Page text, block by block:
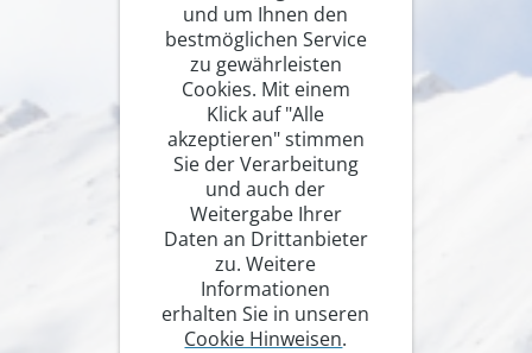
und um Ihnen den
bestmöglichen Service
zu gewährleisten
Cookies. Mit einem
Klick auf "Alle
akzeptieren" stimmen
Sie der Verarbeitung
und auch der
Weitergabe Ihrer
Daten an Drittanbieter
zu. Weitere
Informationen
erhalten Sie in unseren
Cookie Hinweisen.